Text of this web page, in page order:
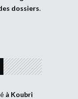
dossiers.
à Koubri